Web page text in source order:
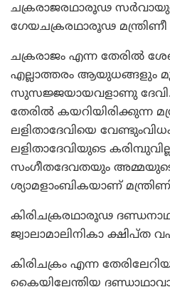
ചക്രരാജരഥാരൂഢ
ഗേയചക്രരഥാരൂഢ മന്ത്രിണീ
ചക്രരാജം എന്ന തേരില്‍
എല്ലാത്തരം ആയുധങ്ങളും
സുസജ്ജയായവളാണു ദേവി.
തേരില്‍ കയറിയിരിക്കുന്ന
ലളിതാദേവിയെ
ലളിതാദേവിയുടെ
സംഗീതദേവതയും
ശ്യാമളാംബികയാണ്
കിരിചക്രരഥാരൂഢ
ജ്വാലാമാലിനികാ ക്ഷിപ്ത
കിരിചക്രം എന്ന
കൈയിലേന്തിയ